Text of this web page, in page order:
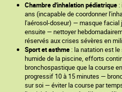
Chambre d'inhalation pédiatrique
ans (incapable de coordonner
l'aérosol-doseur) — masque facial
ensuite — nettoyer
réservés aux crises sévères en
Sport et asthme : la natation est
humide de la piscine, efforts
bronchospastique que la course
progressif 10 à 15 minutes —
sur soi — éviter la course par